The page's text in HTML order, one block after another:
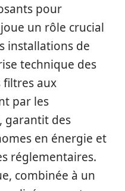
pour
un rôle crucial
installations de
technique des
filtres aux
par les
garantit des
en énergie et
réglementaires.
combinée à un